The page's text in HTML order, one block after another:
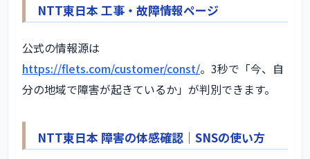
NTT東日本 工事・故障情報ページ
公式の情報源は
https://flets.com/customer/const/。3秒で「今、自
分の地域で障害が起きているか」が判別できます。
NTT東日本 障害の体感確認｜SNSの使い方